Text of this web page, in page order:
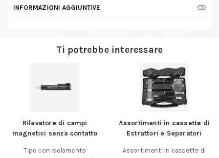
INFORMAZIONI AGGIUNTIVE
Ti potrebbe interessare
Rilevatore di campi
magnetici senza contatto
Tipo con isolamento
Assortimenti in cassette di
Estrattori e Separatori
Assortimenti in cassette di